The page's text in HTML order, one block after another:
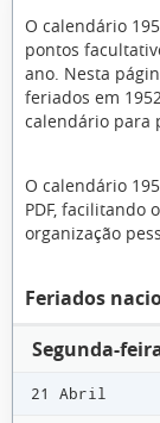
O calendário
pontos
ano. Nesta
feriados em
calendário para
O calendário
PDF, facilitando
organização
Feriados
Segunda-
21 Abril